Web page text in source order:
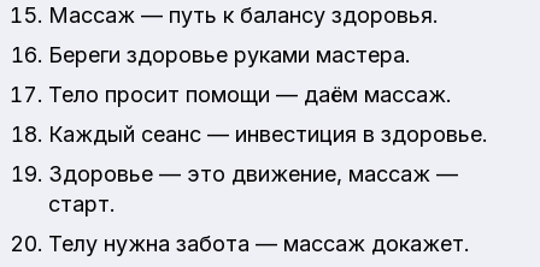
Массаж — путь к балансу здоровья.
Береги здоровье руками мастера.
Тело просит помощи — даём массаж.
Каждый сеанс — инвестиция в здоровье.
Здоровье — это движение, массаж —
старт.
Телу нужна забота — массаж докажет.